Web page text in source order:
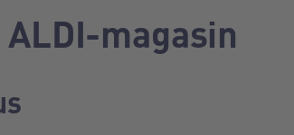
magasin